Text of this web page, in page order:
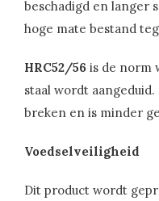
beschadigd en langer
hoge mate bestand
HRC52/56 is de norm
staal wordt
breken en is minder
Voedselveiligheid
Dit product wordt